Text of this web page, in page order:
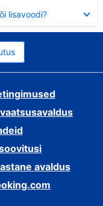
lisavoodi?
avaldus